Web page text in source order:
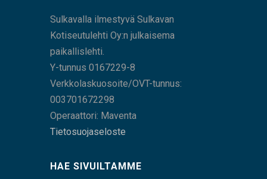
Sulkavalla ilmestyvä Sulkavan
Kotiseutulehti Oy:n julkaisema
paikallislehti.
Y-tunnus 0167229-8
Verkkolaskuosoite/OVT-tunnus:
003701672298
Operaattori: Maventa
Tietosuojaseloste
HAE SIVUILTAMME